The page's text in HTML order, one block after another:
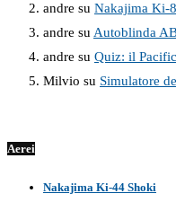
andre su Nakajima Ki-
andre su Autoblinda
andre su Quiz: il
Milvio su Simulatore
Aerei
Nakajima Ki-44 Shoki